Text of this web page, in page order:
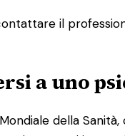
il
a uno
della